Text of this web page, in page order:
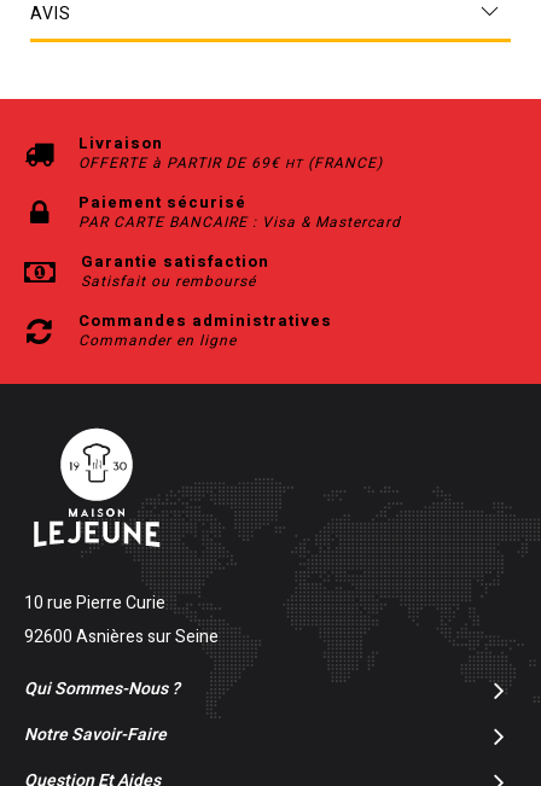
AVIS
Livraison
OFFERTE à PARTIR DE 69€ HT(FRANCE)
Paiement sécurisé
PAR CARTE BANCAIRE : Visa & Mastercard
Garantie satisfaction
Satisfait ou remboursé
Commandes administratives
Commander en ligne
10 rue Pierre Curie
92600 Asnières sur Seine
Qui Sommes-Nous ?
Notre Savoir-Faire
Question Et Aides